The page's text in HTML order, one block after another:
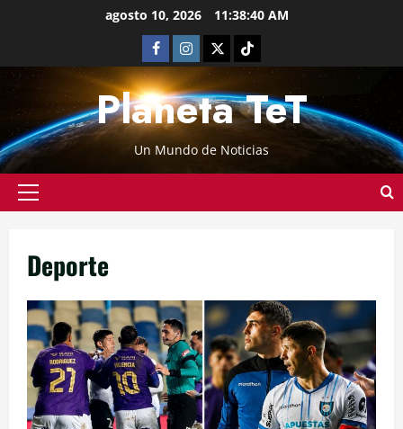
agosto 10, 2026 11:38:41 AM
Planeta TeT
Un Mundo de Noticias
Deporte